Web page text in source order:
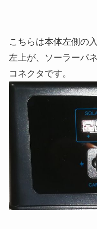
こちらは本体左側の入
左上が、ソーラーパ
コネクタです。